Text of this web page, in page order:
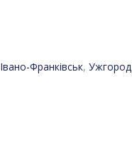
Івано-Франківськ, Ужгород